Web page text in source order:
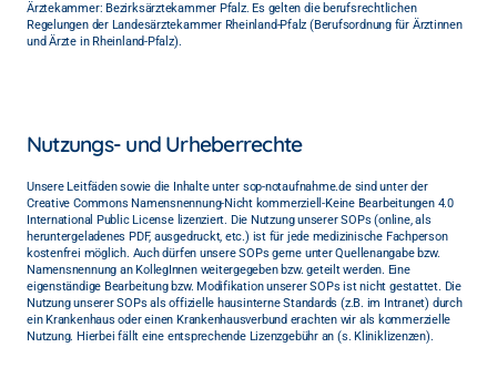
Ärztekammer: Bezirksärztekammer Pfalz. Es gelten die berufsrechtlichen
Regelungen der Landesärztekammer Rheinland-Pfalz (Berufsordnung für Ärztinnen
und Ärzte in Rheinland-Pfalz).
Nutzungs- und Urheberrechte
Unsere Leitfäden sowie die Inhalte unter sop-notaufnahme.de sind unter der
Creative Commons Namensnennung-Nicht kommerziell-Keine Bearbeitungen 4.0
International Public License lizenziert. Die Nutzung unserer SOPs (online, als
heruntergeladenes PDF, ausgedruckt, etc.) ist für jede medizinische Fachperson
kostenfrei möglich. Auch dürfen unsere SOPs gerne unter Quellenangabe bzw.
Namensnennung an KollegInnen weitergegeben bzw. geteilt werden. Eine
eigenständige Bearbeitung bzw. Modifikation unserer SOPs ist nicht gestattet. Die
Nutzung unserer SOPs als offizielle hausinterne Standards (z.B. im Intranet) durch
ein Krankenhaus oder einen Krankenhausverbund erachten wir als kommerzielle
Nutzung. Hierbei fällt eine entsprechende Lizenzgebühr an (s. Kliniklizenzen).